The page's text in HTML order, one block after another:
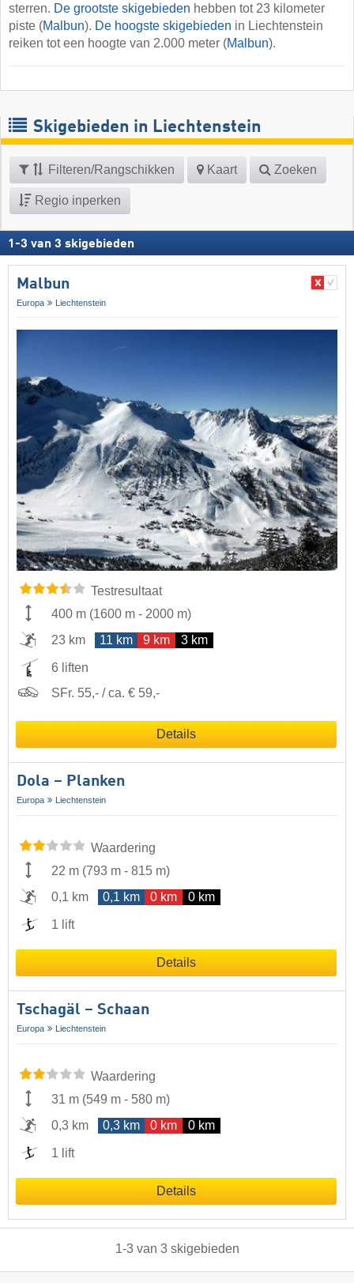
sterren. De grootste skigebieden hebben tot 23 kilometer
piste (Malbun). De hoogste skigebieden in Liechtenstein
reiken tot een hoogte van 2.000 meter (Malbun).
Skigebieden in Liechtenstein
Filteren/Rangschikken Kaart Zoeken
Regio inperken
1 -3 van 3 skigebieden
Malbun
Europa Liechtenstein
Testresultaat
400 m (1600 m - 2000 m)
23 km
11 km 9 km 3 km
6 liften
SFr. 55,- / ca. € 59,-
Details
Dola – Planken
Europa Liechtenstein
Waardering
22 m (793 m - 815 m)
0,1 km
0,1 km 0 km 0 km
1 lift
Details
Tschagäl – Schaan
Europa Liechtenstein
Waardering
31 m (549 m - 580 m)
0,3 km
0,3 km 0 km 0 km
1 lift
Details
1-3van 3 skigebieden